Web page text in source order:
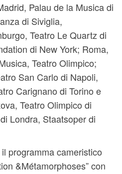
Palau de la Musica di
di Siviglia,
Teatro Le Quartz di
di New York; Roma,
Teatro Olimpico;
San Carlo di Napoli,
Carignano di Torino e
Teatro Olimpico di
Londra, Staatsoper di
programma cameristico
&Métamorphoses” con